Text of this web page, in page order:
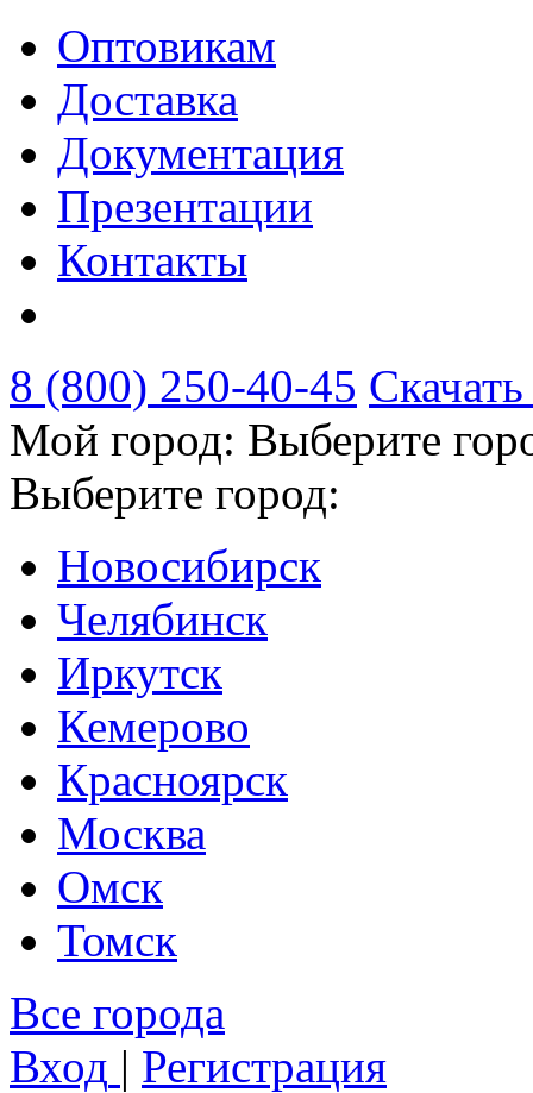
Оптовикам
Доставка
Документация
Презентации
Контакты
8 (800) 250-40-45
Мой город: Выберите
Выберите город:
Новосибирск
Челябинск
Иркутск
Кемерово
Красноярск
Москва
Омск
Томск
Все города
Вход | Регистрация